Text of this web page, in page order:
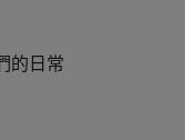
的日常